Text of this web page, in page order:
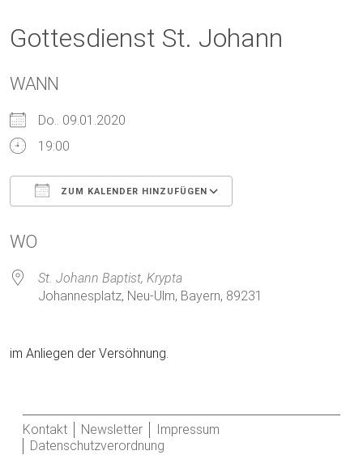
Gottesdienst St. Johann
WANN
Do.. 09.01.2020
19:00
ZUM KALENDER HINZUFÜGEN
WO
St. Johann Baptist, Krypta
Johannesplatz, Neu-Ulm, Bayern, 89231
im Anliegen der Versöhnung.
Kontakt Newsletter
Impressum
Datenschutzverordnung